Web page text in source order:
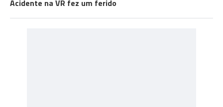
Acidente na VR fez um ferido